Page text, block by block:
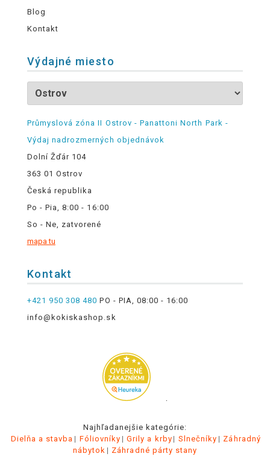
Blog
Kontakt
Výdajné miesto
Průmyslová zóna II Ostrov - Panattoni North Park -
Výdaj nadrozmerných objednávok
Dolní Žďár 104
363 01 Ostrov
Česká republika
Po - Pia, 8:00 - 16:00
So - Ne, zatvorené
mapa tu
Kontakt
+421 950 308 480 PO - PIA, 08:00 - 16:00
info@kokiskashop.sk
.
Najhľadanejšie kategórie:
Dielňa a stavba
Fóliovníky Grily a krby Slnečníky
Záhradný
nábytok
Záhradné párty stany